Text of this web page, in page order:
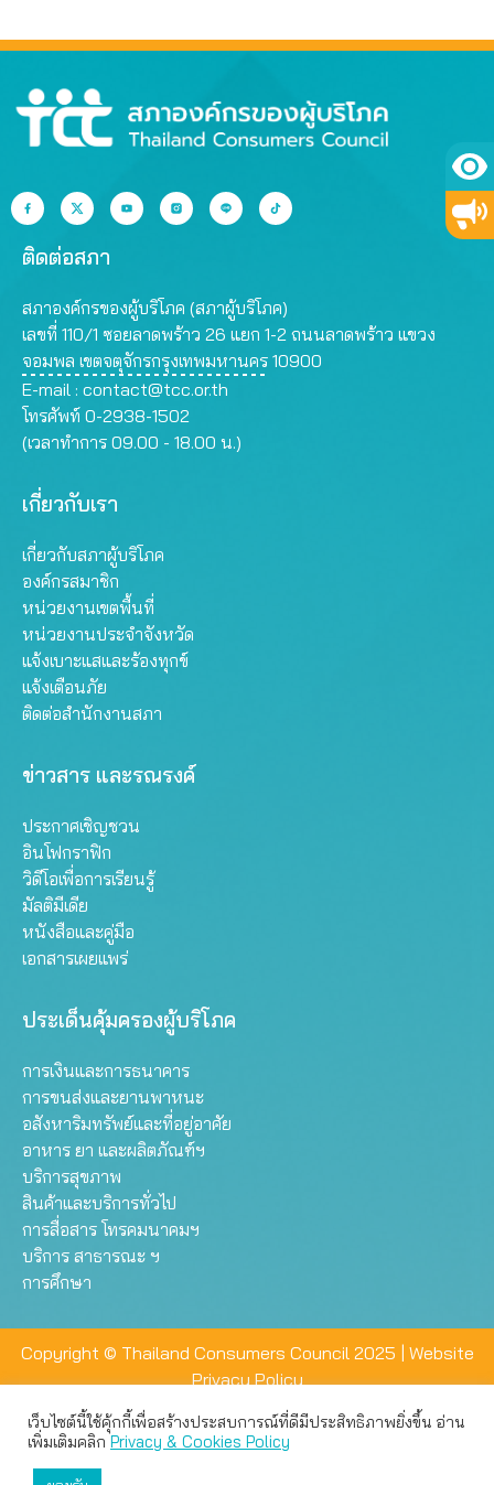
ติดต่อสภา
สภาองค์กรของผู้บริโภค (สภาผู้บริโภค)
เลขที่ 110/1 ซอยลาดพร้าว 26 แยก 1-2 ถนนลาดพร้าว แขวง
จอมพล เขตจตุจักรกรุงเทพมหานคร 10900
E-mail : contact@tcc.or.th
โทรศัพท์ 0-2938-1502
(เวลาทำการ 09.00 - 18.00 น.)
เกี่ยวกับเรา
เกี่ยวกับสภาผู้บริโภค
องค์กรสมาชิก
หน่วยงานเขตพื้นที่
หน่วยงานประจำจังหวัด
แจ้งเบาะแสและร้องทุกข์
แจ้งเตือนภัย
ติดต่อสำนักงานสภา
ข่าวสาร และรณรงค์
ประกาศเชิญชวน
อินโฟกราฟิก
วิดีโอเพื่อการเรียนรู้
มัลติมีเดีย
หนังสือและคู่มือ
เอกสารเผยแพร่
ประเด็นคุ้มครองผู้บริโภค
การเงินและการธนาคาร
การขนส่งและยานพาหนะ
อสังหาริมทรัพย์และที่อยู่อาศัย
อาหาร ยา และผลิตภัณฑ์ฯ
บริการสุขภาพ
สินค้าและบริการทั่วไป
การสื่อสาร โทรคมนาคมฯ
บริการ สาธารณะ ฯ
การศึกษา
Copyright © Thailand Consumers Council 2025 | Website
Privacy Policy
เว็บไซต์นี้ใช้คุ้กกี้เพื่อสร้างประสบการณ์ที่ดีมีประสิทธิภาพยิ่งขึ้น อ่าน
เพิ่มเติมคลิกPrivacy & Cookies Policy
เว็บไซต์นี้ใช้คุกกี้เพื่อมอบประสบการณ์การใช้งานที่ดีให้แก่ท่าน คุณ
สามารถเลือกตั้งค่าความเป็นส่วนตัวได้